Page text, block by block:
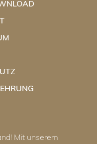
Mit unserem